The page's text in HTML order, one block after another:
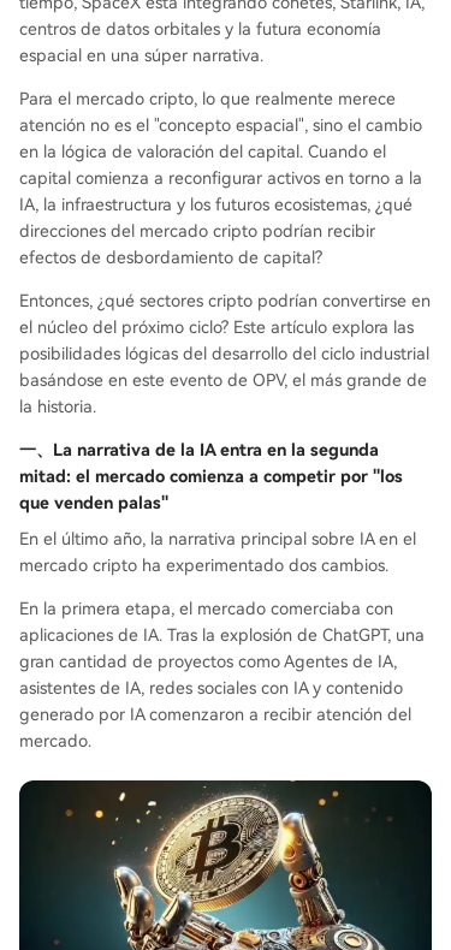
l de liquidez 24/7. Los primeros beneficiarios serí
an proyectos de infraestructura como ONDO (e
misión), LINK (oráculos de datos) y Plume (redes
de liquidez). 3. **Infraestructura clave: Stablecoi
ns, pagos y DePIN.** Cualquier expansión econó
mica en la cadena requerirá una capa de liquida
ción robusta. Las stablecoins evolucionan de me
dio de intercambio a infraestructura financiera gl
obal. Los protocolos de pago podrían convertirs
e en super-entradas. Los proyectos DePIN, que
centros de datos orbitales y la futura economía
espacial en una súper narrativa.
Para el mercado cripto, lo que realmente merece
atención no es el "concepto espacial", sino el cambio
en la lógica de valoración del capital. Cuando el
capital comienza a reconfigurar activos en torno a la
IA, la infraestructura y los futuros ecosistemas, ¿qué
direcciones del mercado cripto podrían recibir
efectos de desbordamiento de capital?
Entonces, ¿qué sectores cripto podrían convertirse en
el núcleo del próximo ciclo? Este artículo explora las
posibilidades lógicas del desarrollo del ciclo industrial
basándose en este evento de OPV, el más grande de
la historia.
一、 La narrativa de la IA entra en la segunda
mitad: el mercado comienza a competir por "los
que venden palas"
En el último año, la narrativa principal sobre IA en el
mercado cripto ha experimentado dos cambios.
En la primera etapa, el mercado comerciaba con
aplicaciones de IA. Tras la explosión de ChatGPT, una
gran cantidad de proyectos como Agentes de IA,
asistentes de IA, redes sociales con IA y contenido
generado por IA comenzaron a recibir atención del
mercado.